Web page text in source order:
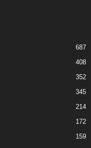
687
408
352
345
214
172
159